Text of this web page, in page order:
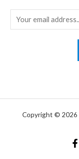
m
Copyright © 2026